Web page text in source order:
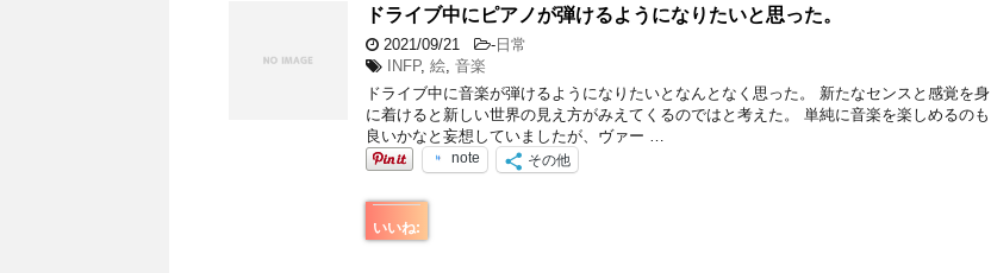
ドライブ中にピアノが弾けるようになりたいと思った。
2021/09/21 - 日常
INFP, 絵, 音楽
ドライブ中に音楽が弾けるようになりたいとなんとなく思った。 新たなセンスと感覚を身
に着けると新しい世界の見え方がみえてくるのではと考えた。 単純に音楽を楽しめるのも
良いかなと妄想していましたが、ヴァー …
note その他
いいね: